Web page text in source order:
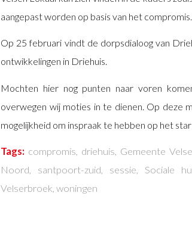
aangepast worden op basis van het compromis.
Op 25 februari vindt de dorpsdialoog van
ontwikkelingen in Driehuis.
Mochten hier nog punten naar voren
overwegen wij moties in te dienen. Op deze
mogelijkheid om inspraak te hebben op het
Tags: compromis, driehuis, Gemeente
Noord, santpoort-zuid, sessie, Sociale
Velserbroek, woningen